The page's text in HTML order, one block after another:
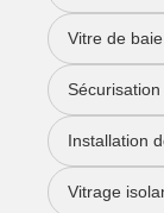
Vitre de
Installation
Vitrage